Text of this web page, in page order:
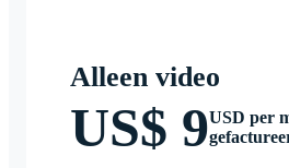
Alleen video
US$ 9USD per